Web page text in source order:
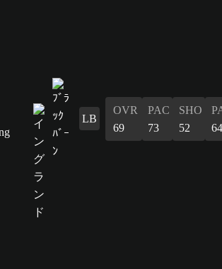
LB
OVR
69
PAC
73
SHO
52
64